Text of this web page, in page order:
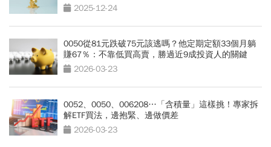
2025-12-24
0050從81元跌破75元該逃嗎？他定期定額33個月躺
賺67％：不靠低買高賣，勝過近9成投資人的關鍵
是？2026-03-23
0052、0050、006208…「含積量」這樣挑！專家拆
解ETF買法，邊抱緊、邊做價差
2026-03-23